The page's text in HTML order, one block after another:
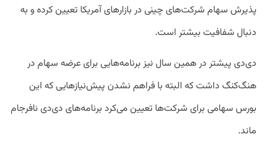
پذیرش سهام شرکت‌های چینی در بازارهای آمریکا تعیین کرده و به
دنبال شفافیت بیشتر است.
دی‌دی پیشتر در همین سال نیز برنامه‌هایی برای عرضه سهام در
هنگ‌کنگ داشت که البته با فراهم نشدن پیش‌نیازهایی که این
بورس سهامی برای شرکت‌ها تعیین می‌کرد برنامه‌های دی‌دی نافرجام
ماند.